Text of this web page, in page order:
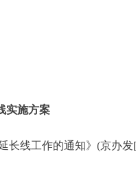
实施方案
线工作的通知》(京办发